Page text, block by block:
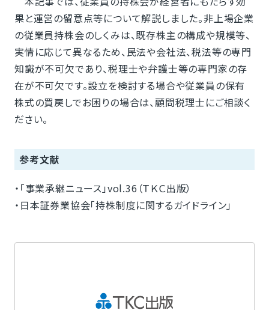
果と運営の留意点等について解説しました。非上場企業
の従業員持株会のしくみは、既存株主の構成や規模等、
実情に応じて異なるため、民法や会社法、税法等の専門
知識が不可欠であり、税理士や弁護士等の専門家の存
在が不可欠です。設立を検討する場合や従業員の保有
株式の買戻しでお困りの場合は、顧問税理士にご相談く
ださい。
参考文献
・「事業承継ニュース」vol.36（ＴＫＣ出版）
・日本証券業協会「持株制度に関するガイドライン」